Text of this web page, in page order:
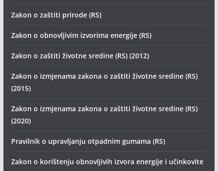
Zakon o zaštiti prirode (RS)
Zakon o obnovljivim izvorima energije (RS)
Zakon o zaštiti životne sredine (RS) (2012)
Zakon o izmjenama zakona o zaštiti životne sredine (RS)
(2015)
Zakon o izmjenama zakona o zaštiti životne sredine (RS)
(2020)
Pravilnik o upravljanju otpadnim gumama (RS)
Zakon o korištenju obnovljivih izvora energije i učinkovite